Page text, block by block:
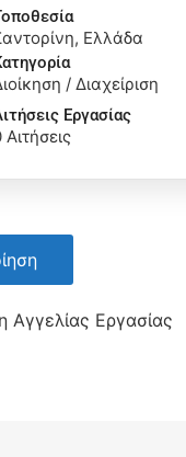
Ελλάδα
/ Διαχείριση
Eργασίας
Αιτήσεις
Αγγελίας Εργασίας